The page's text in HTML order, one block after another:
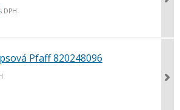
s DPH
Pfaff 820248096